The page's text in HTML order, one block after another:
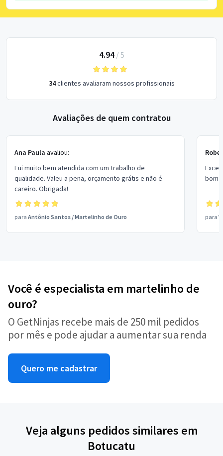
4.94/ 5
34clientes avaliaram nossos profissionais
Avaliações de quem contratou
Ana Paula avaliou:
Fui muito bem atendida com um trabalho de
qualidade. Valeu a pena, orçamento grátis e não é
careiro. Obrigada!
para Antônio Santos /Martelinho de Ouro
bom
para
Você é especialista em martelinho de
ouro?
O GetNinjas recebe mais de 250 mil pedidos
por mês e pode ajudar a aumentar sua renda
Quero me cadastrar
Veja alguns pedidos similares em
Botucatu